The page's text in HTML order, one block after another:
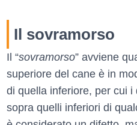
Il sovramorso
Il “sovramorso” avviene
superiore del cane è in
di quella inferiore, per cui
sopra quelli inferiori di